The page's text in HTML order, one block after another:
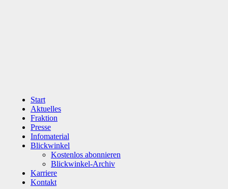
Start
Aktuelles
Fraktion
Presse
Infomaterial
Blickwinkel
Kostenlos abonnieren
Blickwinkel-Archiv
Karriere
Kontakt